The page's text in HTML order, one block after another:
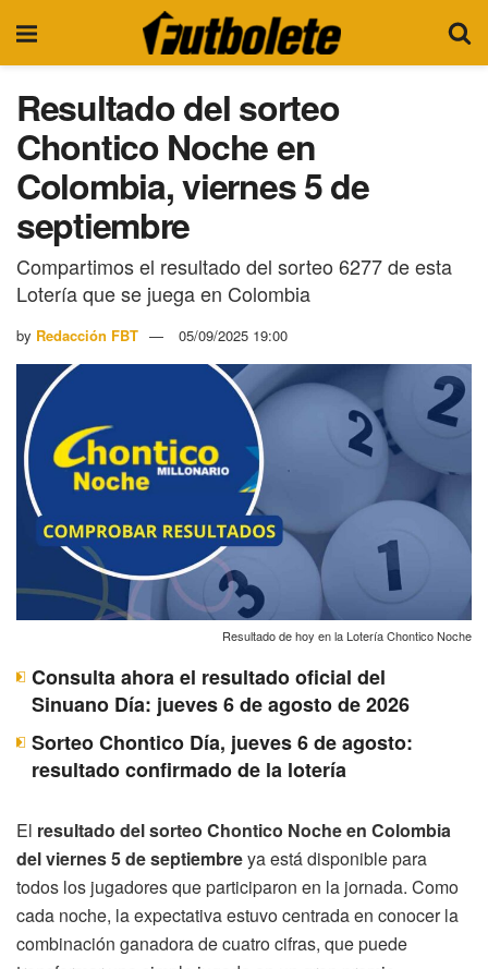
Resultado del sorteo
Chontico Noche en
Colombia, viernes 5 de
septiembre
Compartimos el resultado del sorteo 6277 de esta
Lotería que se juega en Colombia
by Redacción FBT 05/09/2025 19:00
Resultado de hoy en la Lotería Chontico Noche
Consulta ahora el resultado oficial del
Sinuano Día: jueves 6 de agosto de 2026
Sorteo Chontico Día, jueves 6 de agosto:
resultado confirmado de la lotería
El resultado del sorteo Chontico Noche en Colombia
del viernes 5 de septiembreya está disponible para
todos los jugadores que participaron en la jornada. Como
cada noche, la expectativa estuvo centrada en conocer la
combinación ganadora de cuatro cifras, que puede